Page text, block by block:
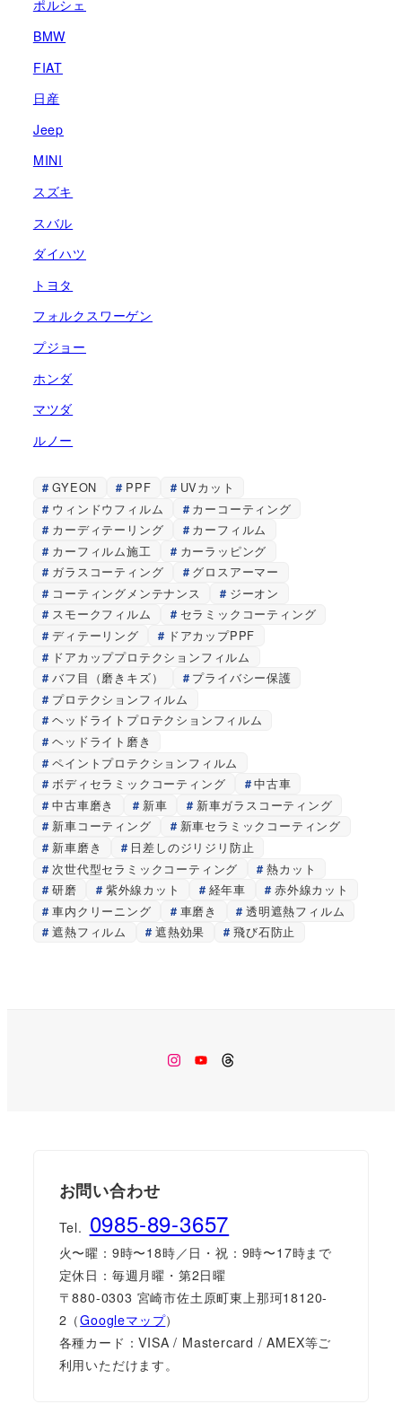
ポルシェ
BMW
FIAT
日産
Jeep
MINI
スズキ
スバル
ダイハツ
トヨタ
フォルクスワーゲン
プジョー
ホンダ
マツダ
ルノー
GYEON PPF
UVカット
ウィンドウフィルム
カーコーティング
カーディテーリング
カーフィルム
カーフィルム施工
カーラッピング
ガラスコーティング
グロスアーマー
コーティングメンテナンス
ジーオン
スモークフィルム
セラミックコーティング
ディテーリング
ドアカップPPF
ドアカッププロテクションフィルム
バフ目（磨きキズ）
プライバシー保護
プロテクションフィルム
ヘッドライトプロテクションフィルム
ヘッドライト磨き
ペイントプロテクションフィルム
ボディセラミックコーティング
中古車
中古車磨き
新車
新車ガラスコーティング
新車コーティング
新車セラミックコーティング
新車磨き
日差しのジリジリ防止
次世代型セラミックコーティング
熱カット
研磨
紫外線カット 経年車
赤外線カット
車内クリーニング
車磨き
透明遮熱フィルム
遮熱フィルム
遮熱効果 飛び石防止
Instagram
YoutubeThreads
お問い合わせ
Tel. 0985-89-3657
火〜曜：9時〜18時／日・祝：9時〜17時まで
定休日：毎週月曜・第2日曜
〒880-0303 宮崎市佐土原町東上那珂18120-
2（Googleマップ）
各種カード：VISA / Mastercard / AMEX等ご
利用いただけます。